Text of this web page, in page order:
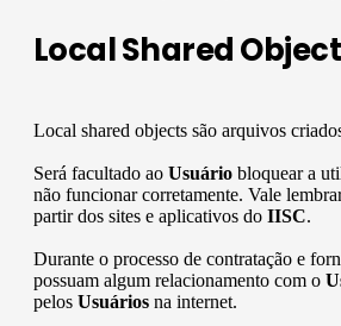
Local Shared
Local shared objects são arquivos
Será facultado ao Usuário bloquear a
não funcionar corretamente. Vale
partir dos sites e aplicativos do IISC.
Durante o processo de contratação e
possuam algum relacionamento com o
pelos Usuários na internet.